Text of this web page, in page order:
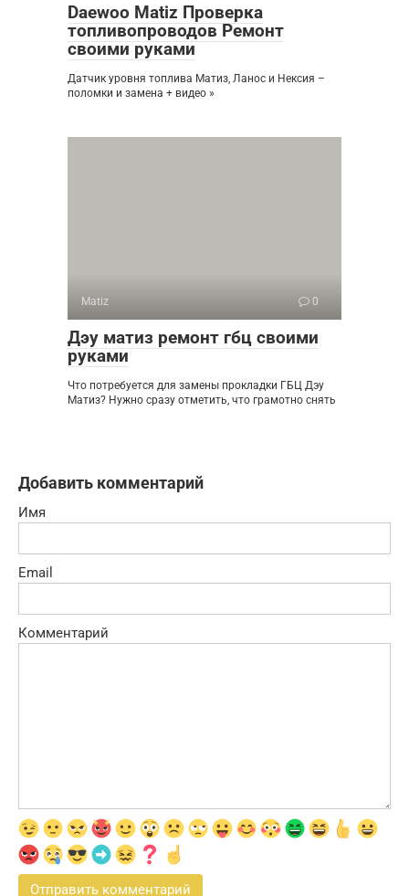
Daewoo Matiz Проверка
топливопроводов Ремонт
своими руками
Датчик уровня топлива Матиз, Ланос и Нексия –
поломки и замена + видео »
Matiz 0
Дэу матиз ремонт гбц своими
руками
Что потребуется для замены прокладки ГБЦ Дэу
Матиз? Нужно сразу отметить, что грамотно снять
Добавить комментарий
Имя
Email
Комментарий